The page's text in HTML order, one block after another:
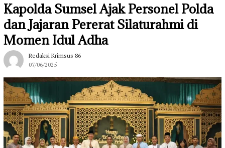
Kapolda Sumsel Ajak Personel Polda
dan Jajaran Pererat Silaturahmi di
Momen Idul Adha
Redaksi Krimsus 86
07/06/2025